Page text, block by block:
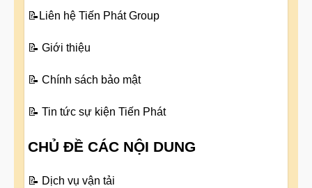
📝 Liên hệ Tiến Phát Group
📝 Giới thiệu
📝 Chính sách bảo mật
📝 Tin tức sự kiện Tiến Phát
CHỦ ĐỀ CÁC NỘI DUNG
📝 Dịch vụ vận tải